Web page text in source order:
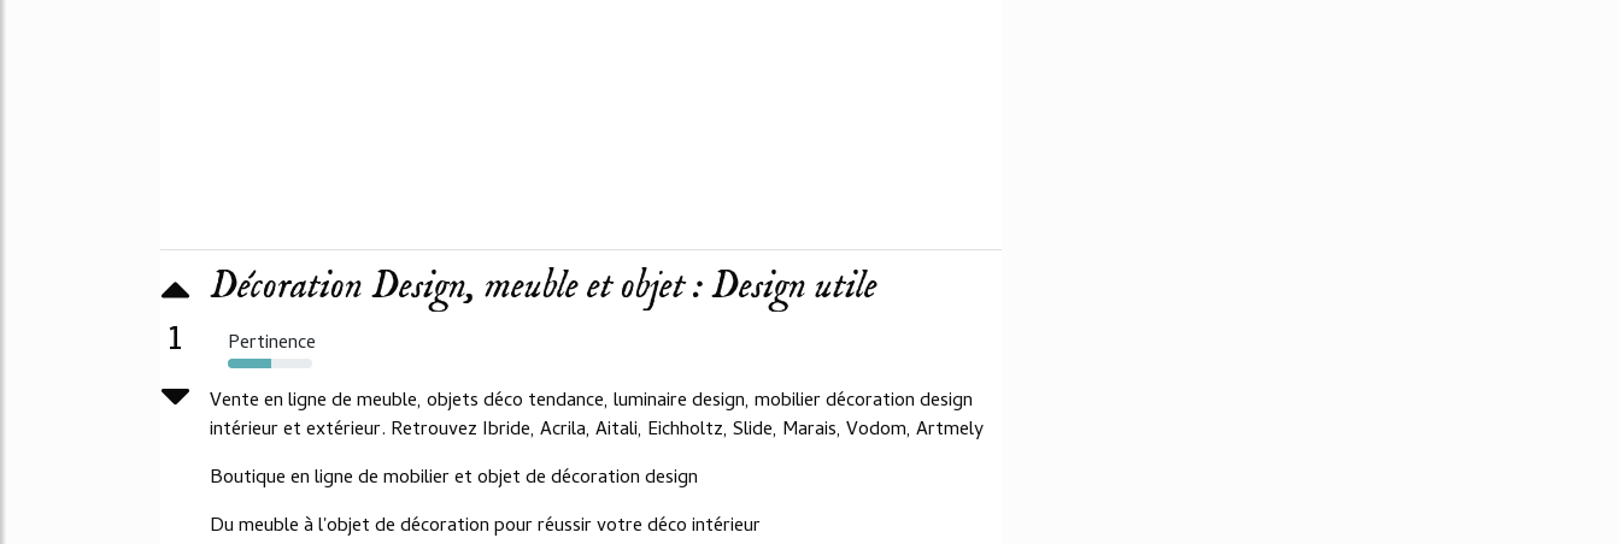
1
Décoration Design, meuble et objet : Design utile
Pertinence
51%
Vente en ligne de meuble, objets déco tendance, luminaire design, mobilier décoration design
intérieur et extérieur. Retrouvez Ibride, Acrila, Aitali, Eichholtz, Slide, Marais, Vodom, Artmely
Boutique en ligne de mobilier et objet de décoration design
Du meuble à l'objet de décoration pour réussir votre déco intérieur